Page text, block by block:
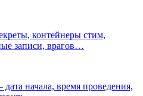
контейнеры стим,
записи, врагов…
начала, время проведения,